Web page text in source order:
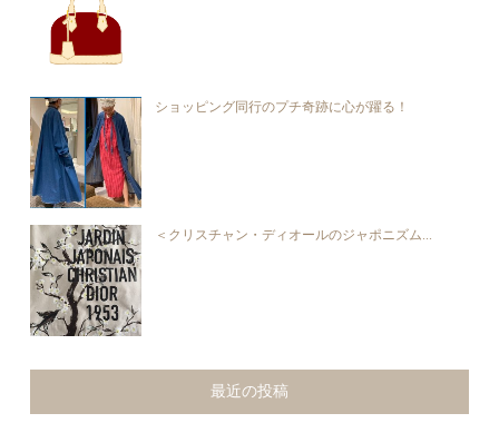
ショッピング同行のプチ奇跡に心が躍る！
＜クリスチャン・ディオールのジャポニズム...
最近の投稿